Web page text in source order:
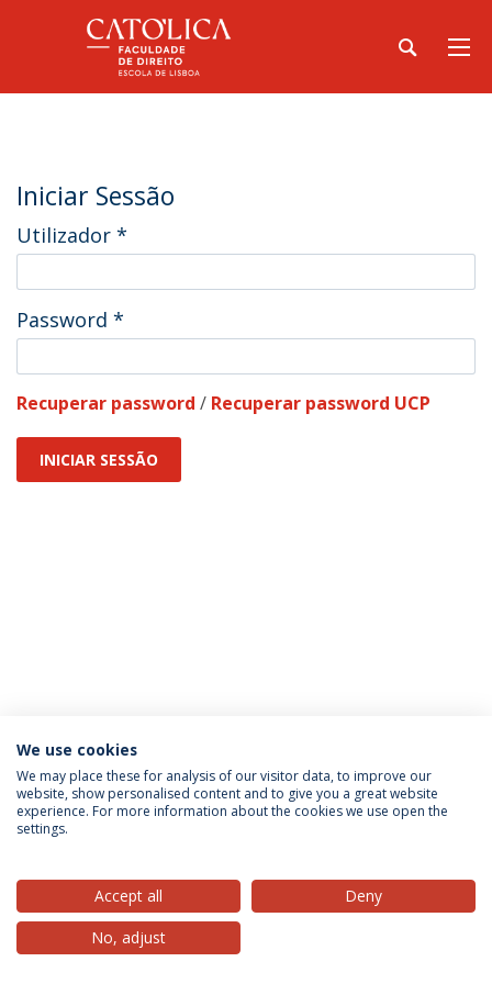
Iniciar Sessão
Utilizador *
Password *
Recuperar password / Recuperar password UCP
INICIAR SESSÃO
Política de Privacidade
Termos & Condições
Direitos do Titular dos Dados
© 2026 Universidade Católica Portuguesa
We use cookies
We may place these for analysis of our visitor data, to improve our
website, show personalised content and to give you a great website
experience. For more information about the cookies we use open the
settings.
Accept all
Deny
No, adjust